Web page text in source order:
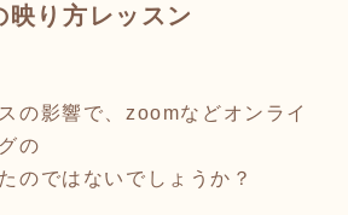
映り方レッスン
の影響で、zoomなどオンライ
の
のではないでしょうか？